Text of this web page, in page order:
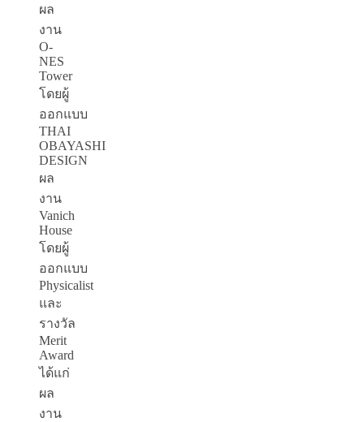
ผล
งาน
O-
NES
Tower
โดยผู้
ออกแบบ
THAI
OBAYASHI
DESIGN
ผล
งาน
Vanich
House
โดยผู้
ออกแบบ
Physicalist
และ
รางวัล
Merit
Award
ได้แก่
ผล
งาน